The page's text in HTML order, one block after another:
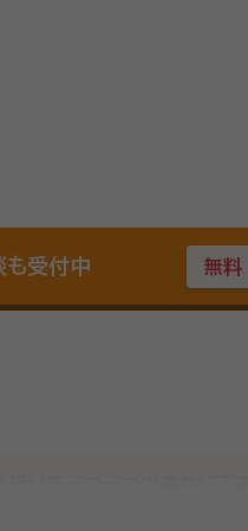
受付中 無料
事は、依頼者の立場を守るた